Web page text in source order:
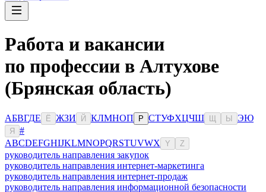
Работа и вакансии
по профессии в Алтухове
(Брянская область)
АБВГДЕ Ё ЖЗИ Й КЛМНОП Р СТУФХЦЧШ Ы ЭЮ
Я
#
ABCDEFGHIJKLMNOPQRSTUVWX Y Z
руководитель направления закупок
руководитель направления интернет-маркетинга
руководитель направления интернет-продаж
руководитель направления информационной безопасности